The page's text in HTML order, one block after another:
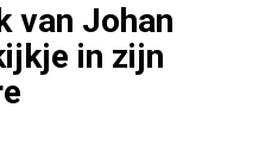
van Johan
in zijn